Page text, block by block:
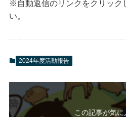
※自動返信のリンクをクリック
い。
2024年度活動報告
この記事が気に